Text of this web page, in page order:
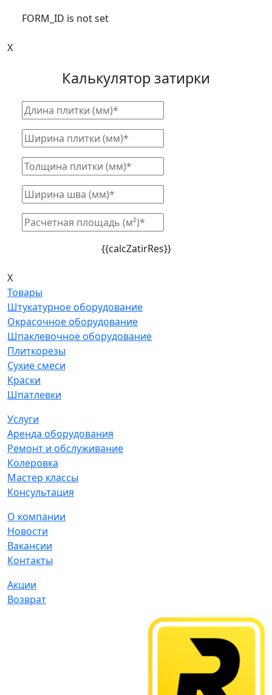
FORM_ID is not set
X
Калькулятор затирки
{{calcZatirRes}}
X
Товары
Штукатурное оборудование
Окрасочное оборудование
Шпаклевочное оборудование
Плиткорезы
Сухие смеси
Краски
Шпатлевки
Услуги
Аренда оборудования
Ремонт и обслуживание
Колеровка
Мастер классы
Консультация
О компании
Новости
Вакансии
Контакты
Акции
Возврат